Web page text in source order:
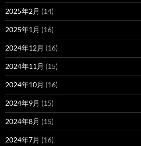
2025年2月 (14)
2025年1月 (16)
2024年12月 (16)
2024年11月 (15)
2024年10月 (16)
2024年9月 (15)
2024年8月 (15)
2024年7月 (16)